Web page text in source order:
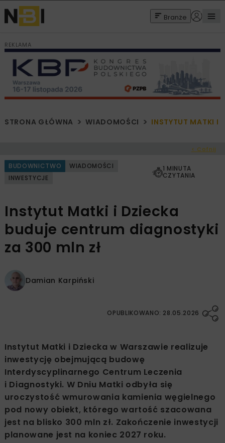
Branże
REKLAMA
STRONA GŁÓWNA WIADOMOŚCI INSTYTUT MATKI I
< Cofnij
BUDOWNICTWO
WIADOMOŚCI
INWESTYCJE
1 MINUTA
CZYTANIA
Instytut Matki i Dziecka
buduje centrum diagnostyki
za 300 mln zł
Damian Karpiński
OPUBLIKOWANO: 28.05.2026
Instytut Matki i Dziecka w Warszawie realizuje
inwestycję obejmującą budowę
Interdyscyplinarnego Centrum Leczenia
i Diagnostyki. W Dniu Matki odbyła się
uroczystość wmurowania kamienia węgielnego
pod nowy obiekt, którego wartość szacowana
jest na blisko 300 mln zł. Zakończenie inwestycji
planowane jest na koniec 2027 roku.